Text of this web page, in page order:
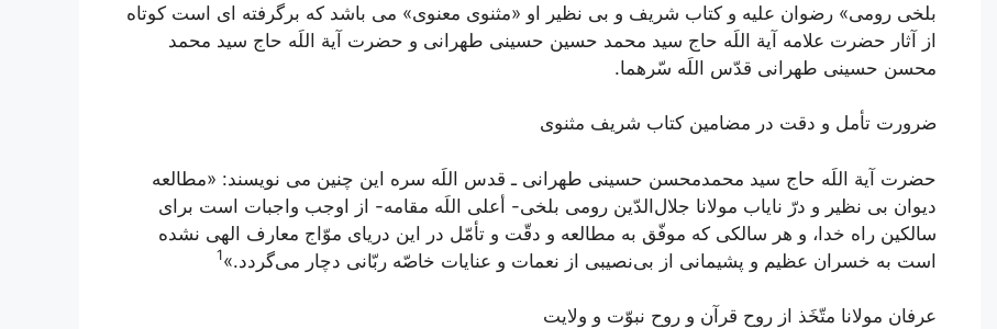
بلخی رومی» رضوان علیه و کتاب شریف و بی نظیر او «مثنوی معنوی» می باشد که برگرفته ای است کوتاه
از آثار حضرت علامه آیة اللَه حاج سید محمد حسین حسینی طهرانی و حضرت آیة اللَه حاج سید محمد
محسن حسینی طهرانی قدّس اللَه سّرهما.
ضرورت تأمل و دقت در مضامین کتاب شریف مثنوی
حضرت آیة اللَه حاج سید محمد‌محسن حسینی طهرانی ـ قدس اللَه سره این چنین می نویسند: «مطالعه
ديوان بى ‌نظير و درّ ناياب مولانا جلال‌الدّين رومى بلخى- أعلى اللَه مقامه- از اوجب واجبات است براى
سالكين راه خدا، و هر سالكى كه موفّق به مطالعه و دقّت و تأمّل در اين درياى موّاج معارف الهى نشده
است به خسران عظيم و پشيمانى از بى‌نصيبى از نعمات و عنايات خاصّه ربّانى دچار مى‌گردد.»1
عرفان مولانا متّخَذ از روح قرآن و روح نبوّت و ولايت